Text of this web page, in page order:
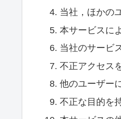
当社，ほかの
本サービスに
当社のサービ
不正アクセス
他のユーザー
不正な目的を